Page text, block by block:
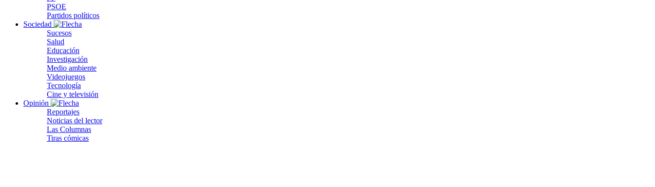
PSOE
Partidos políticos
Sociedad
Sucesos
Salud
Educación
Investigación
Medio ambiente
Videojuegos
Tecnología
Cine y televisión
Opinión
Reportajes
Noticias del lector
Las Columnas
Tiras cómicas